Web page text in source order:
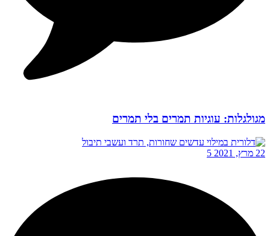
מגולגלות: עוגיות תמרים בלי תמרים
22 מרץ, 2021 5